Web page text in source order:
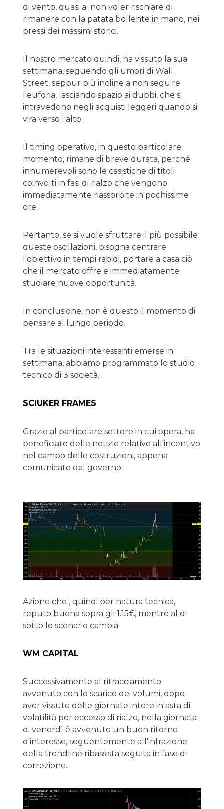
di vento, quasi a non voler rischiare di
rimanere con la patata bollente in mano, nei
pressi dei massimi storici.
Il nostro mercato quindi, ha vissuto la sua
settimana, seguendo gli umori di Wall
Street, seppur più incline a non seguire
l'euforia, lasciando spazio ai dubbi, che si
intravedono negli acquisti leggeri quando si
vira verso l'alto.
Il timing operativo, in questo particolare
momento, rimane di breve durata, perché
innumerevoli sono le casistiche di titoli
coinvolti in fasi di rialzo che vengono
immediatamente riassorbite in pochissime
ore.
Pertanto, se si vuole sfruttare il più possibile
queste oscillazioni, bisogna centrare
l'obiettivo in tempi rapidi, portare a casa ciò
che il mercato offre e immediatamente
studiare nuove opportunità.
In conclusione, non è questo il momento di
pensare al lungo periodo.
Tra le situazioni interessanti emerse in
settimana, abbiamo programmato lo studio
tecnico di 3 società.
SCIUKER FRAMES
Grazie al particolare settore in cui opera, ha
beneficiato delle notizie relative all'incentivo
nel campo delle costruzioni, appena
comunicato dal governo.
Azione che , quindi per natura tecnica,
reputo buona sopra gli 1.15€, mentre al di
sotto lo scenario cambia.
WM CAPITAL
Successivamente al ritracciamento
avvenuto con lo scarico dei volumi, dopo
aver vissuto delle giornate intere in asta di
volatilità per eccesso di rialzo, nella giornata
di venerdì è avvenuto un buon ritorno
d'interesse, seguentemente all'infrazione
della trendline ribassista seguita in fase di
correzione.